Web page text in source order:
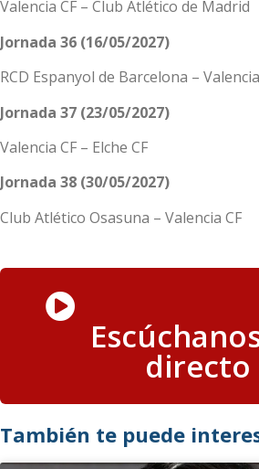
Valencia CF – Club Atlético de Madrid
Jornada 36 (16/05/2027)
RCD Espanyol de Barcelona –
Jornada 37 (23/05/2027)
Valencia CF – Elche CF
Jornada 38 (30/05/2027)
Club Atlético Osasuna – Valencia CF
directo
También te puede